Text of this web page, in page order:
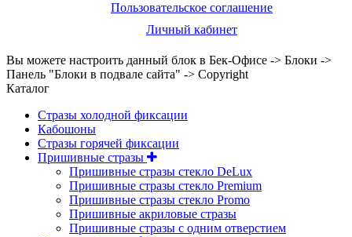
Пользовательское соглашение
Личный кабинет
Вы можете настроить данный блок в Бек-Офисе -> Блоки ->
Панель "Блоки в подвале сайта" -> Copyright
Каталог
Стразы холодной фиксации
Кабошоны
Стразы горячей фиксации
Пришивные стразы
Пришивные стразы стекло DeLux
Пришивные стразы стекло Premium
Пришивные стразы стекло Promo
Пришивные акриловые стразы
Пришивные стразы с одним отверстием